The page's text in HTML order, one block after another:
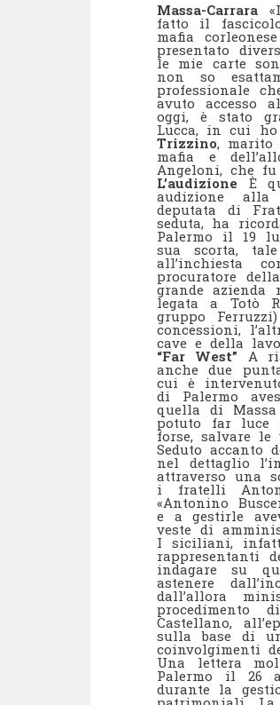
Massa-Carrara
fatto il
mafia
presentato
le mie carte
non so
professionale
avuto accesso
oggi, è stato
Lucca, in cui
Trizzino, marito
mafia e
Angeloni, che
L’audizione È
audizione alla
deputata di
seduta, ha
Palermo il 19
sua scorta,
all’inchiesta
procuratore
grande
legata a Totò
gruppo
concessioni,
cave e della
“Far West” A
anche due
cui è
di Palermo
quella di
potuto far luce
forse, salvare
Seduto accanto
nel dettaglio
attraverso una
i fratelli
«Antonino
e a gestirle
veste di
I siciliani,
rappresentanti
indagare su
astenere
dall’allora
procedimento
Castellano,
sulla base di
coinvolgimenti
Una lettera
Palermo il 26
durante la